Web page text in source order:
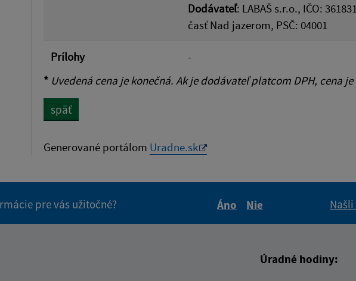
Dodávateľ: LABAŠ s.r.o., IČO:
časť Nad jazerom, PSČ: 04001
Prílohy
-
* Uvedená cena je konečná. Ak je dodávateľ platcom DPH, cena
späť
Generované portálom Uradne.sk
pre vás užitočné?
Áno
Nie
Úradné hodiny: